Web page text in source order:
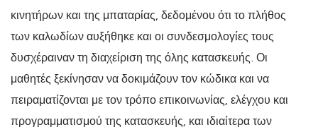
κινητήρων και της μπαταρίας, δεδομένου ότι το πλήθος
των καλωδίων αυξήθηκε και οι συνδεσμολογίες τους
δυσχέραιναν τη διαχείριση της όλης κατασκευής. Οι
μαθητές ξεκίνησαν να δοκιμάζουν τον κώδικα και να
πειραματίζονται με τον τρόπο επικοινωνίας, ελέγχου και
προγραμματισμού της κατασκευής, και ιδιαίτερα των